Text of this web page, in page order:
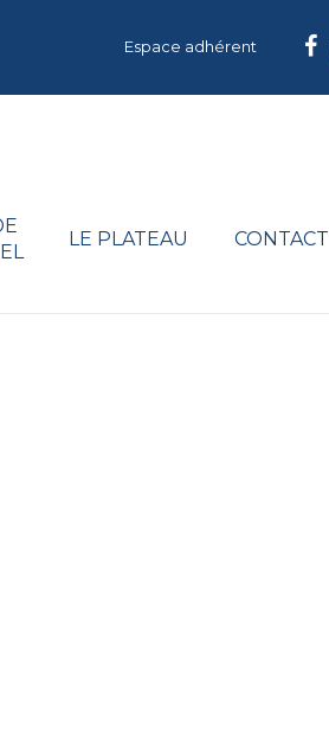
Espace adhérent
LE PLATEAU CONTACT